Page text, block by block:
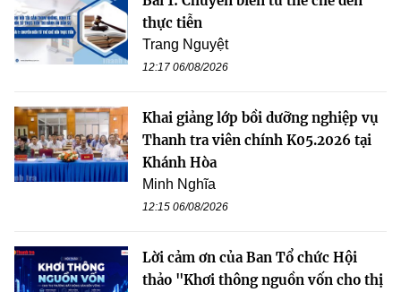
thực tiễn
Trang Nguyệt
12:17 06/08/2026
Khai giảng lớp bồi dưỡng nghiệp vụ
Thanh tra viên chính K05.2026 tại
Khánh Hòa
Minh Nghĩa
12:15 06/08/2026
Lời cảm ơn của Ban Tổ chức Hội
thảo "Khơi thông nguồn vốn cho thị